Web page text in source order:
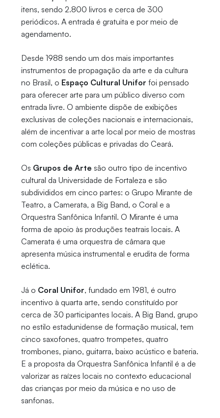
itens, sendo 2.800 livros e cerca de 300
periódicos. A entrada é gratuita e por meio de
agendamento.
Desde 1988 sendo um dos mais importantes
instrumentos de propagação da arte e da cultura
no Brasil, o Espaço Cultural Unifor foi pensado
para oferecer arte para um público diverso com
entrada livre. O ambiente dispõe de exibições
exclusivas de coleções nacionais e internacionais,
além de incentivar a arte local por meio de mostras
com coleções públicas e privadas do Ceará.
Os Grupos de Arte são outro tipo de incentivo
cultural da Universidade de Fortaleza e são
subdivididos em cinco partes: o Grupo Mirante de
Teatro, a Camerata, a Big Band, o Coral e a
Orquestra Sanfônica Infantil. O Mirante é uma
forma de apoio às produções teatrais locais. A
Camerata é uma orquestra de câmara que
apresenta música instrumental e erudita de forma
eclética.
Já o Coral Unifor, fundado em 1981, é outro
incentivo à quarta arte, sendo constituído por
cerca de 30 participantes locais. A Big Band, grupo
no estilo estadunidense de formação musical, tem
cinco saxofones, quatro trompetes, quatro
trombones, piano, guitarra, baixo acústico e bateria.
E a proposta da Orquestra Sanfônica Infantil é a de
valorizar as raízes locais no contexto educacional
das crianças por meio da música e no uso de
sanfonas.